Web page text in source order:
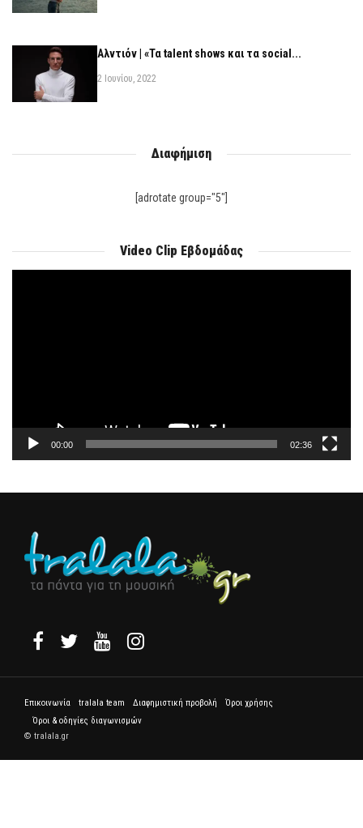
Αλντιόν | «Τα talent shows και τα social...
2 Ιουνίου, 2022
Διαφήμιση
[adrotate group="5"]
Video Clip Εβδομάδας
00:00 02:36
Επικοινωνία tralala team Διαφημιστική προβολή
Όροι χρήσης
Όροι & οδηγίες διαγωνισμών
© tralala.gr